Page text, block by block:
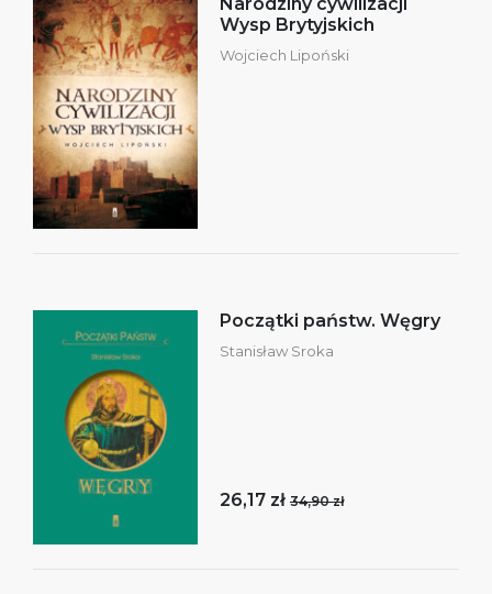
Wysp Brytyjskich
Wojciech Lipoński
Początki państw. Węgry
Stanisław Sroka
26,17 zł 34,90 zł